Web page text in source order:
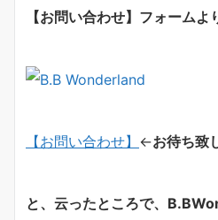
【お問い合わせ】フォームよ
【お問い合わせ】 ←お待ち致
と、云ったところで、